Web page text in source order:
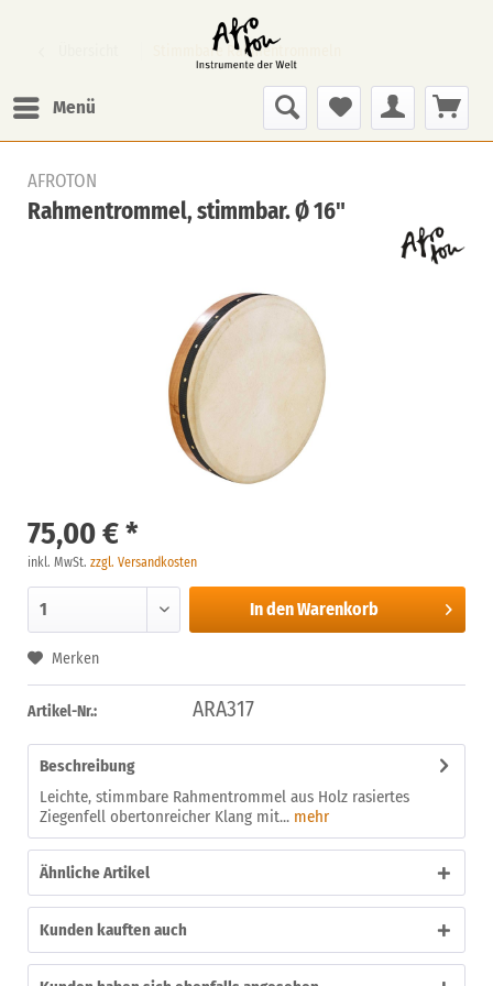
Menü
Stimmbare Rahmentrommeln
AFROTON
Rahmentrommel, stimmbar. Ø 16"
75,00 € *
inkl. MwSt. zzgl. Versandkosten
In denWarenkorb
Merken
Artikel-Nr.: ARA317
Beschreibung
Leichte, stimmbare Rahmentrommel aus Holz rasiertes
Ziegenfell obertonreicher Klang mit... mehr
Ähnliche Artikel
Kunden kauften auch